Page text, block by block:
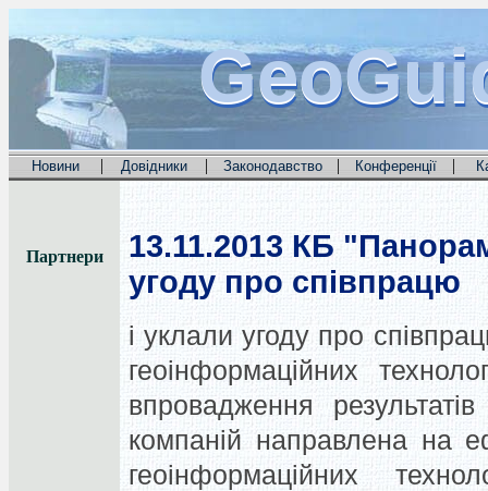
Новини | Довідники | Законодавство | Конференції |
Партнери 13.11.2013 КБ
угоду про співпрацю
і уклали угоду про
геоінформаційних
впровадження
компаній направлена на
геоінформаційних